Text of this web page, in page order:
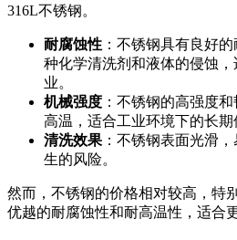
316L不锈钢。
耐腐蚀性 ：不锈钢具有良好
种化学清洗剂和液体的侵蚀
业。
机械强度 ：不锈钢的高强度
高温，适合工业环境下的长期
清洗效果 ：不锈钢表面光滑
生的风险。
然而，不锈钢的价格相对较高，特
优越的耐腐蚀性和耐高温性，适合